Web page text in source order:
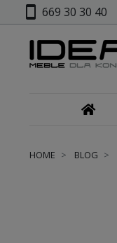
smartphone 669 30 30 40
HOME BLOG